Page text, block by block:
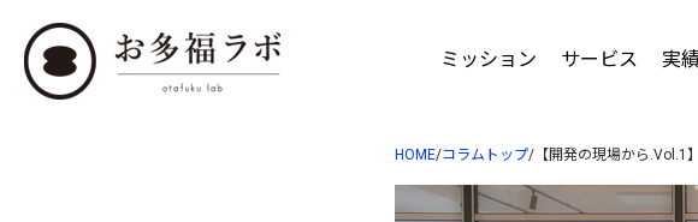
ミッション サービス 実
HOME/コラムトップ/ 【開発の現場から